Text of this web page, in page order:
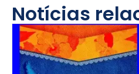
Notícias